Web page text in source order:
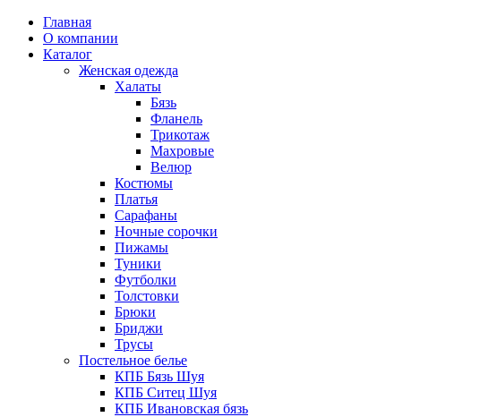
Главная
О компании
Каталог
Женская одежда
Халаты
Бязь
Фланель
Трикотаж
Махровые
Велюр
Костюмы
Платья
Сарафаны
Ночные сорочки
Пижамы
Туники
Футболки
Толстовки
Брюки
Бриджи
Трусы
Постельное белье
КПБ Бязь Шуя
КПБ Ситец Шуя
КПБ Ивановская бязь